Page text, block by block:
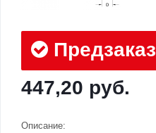
Предзаказ
447,20 руб.
Описание: